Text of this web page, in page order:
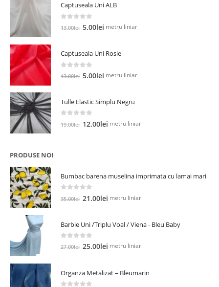
Captuseala Uni ALB
out of 5
13.00lei Prețul
fost:
13.00lei.
5.00lei Prețul
5.00lei.
metru liniar
Captuseala Uni Rosie
out of 5
13.00lei Prețul
fost:
13.00lei.
5.00lei Prețul
5.00lei.
metru liniar
Tulle Elastic Simplu Negru
out of 5
19.00lei Prețul
12.00lei Prețul
metru liniar
PRODUSE NOI
Bumbac barena muselina imprimata cu lamai mari
out of 5
35.00lei Prețul
fost:
35.00lei.
21.00lei Prețul
21.00lei.
metru liniar
Barbie Uni /Triplu Voal / Viena - Bleu Baby
out of 5
27.00lei Prețul
fost:
27.00lei.
25.00lei Prețul
25.00lei.
metru liniar
Organza Metalizat – Bleumarin